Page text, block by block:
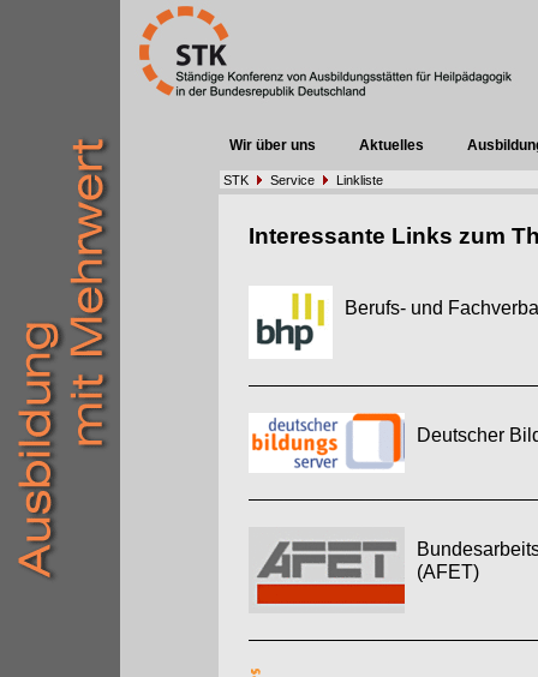
Wir über uns Aktuelles
STK Service Linkliste
Interessante Links zum
Berufs- und
Deutscher
(AFET)